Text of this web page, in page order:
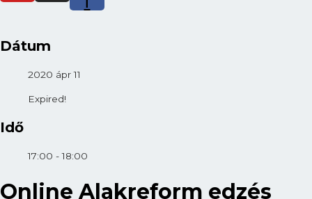
Dátum
2020 ápr 11
Expired!
Idő
17:00 - 18:00
Online Alakreform edzés